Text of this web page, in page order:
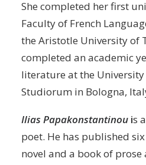
She completed her first
Faculty of French
the Aristotle University of
completed an academic
literature at the
Studiorum in Bologna,
Ilias Papakonstantinou is
poet. He has published
novel and a book of prose